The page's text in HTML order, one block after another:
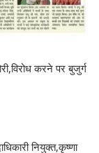
करने पर बुजुर्ग
नियुक्त,कृष्णा